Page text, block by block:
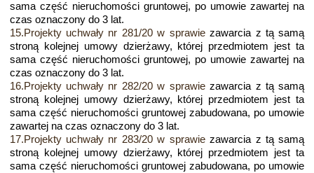
sama część nieruchomości gruntowej, po umowie zawartej na
czas oznaczony do 3 lat.
15.Projekty uchwały nr 281/20 w sprawiezawarcia z tą samą
stroną kolejnej umowy dzierżawy, której przedmiotem jest ta
sama część nieruchomości gruntowej, po umowie zawartej na
czas oznaczony do 3 lat.
16.Projekty uchwały nr 282/20 w sprawiezawarcia z tą samą
stroną kolejnej umowy dzierżawy, której przedmiotem jest ta
sama część nieruchomości gruntowej zabudowana, po umowie
zawartej na czas oznaczony do 3 lat.
17.Projekty uchwały nr 283/20 w sprawiezawarcia z tą samą
stroną kolejnej umowy dzierżawy, której przedmiotem jest ta
sama część nieruchomości gruntowej zabudowana, po umowie